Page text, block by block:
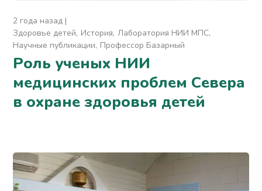
2 года назад
Здоровье детей История Лаборатория НИИ МПС
Научные публикации Профессор Базарный
Роль ученых НИИ
медицинских проблем Севера
в охране здоровья детей